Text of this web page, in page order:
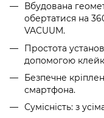
Вбудована
обертатися на
VACUUM.
Простота
допомогою
Безпечне
смартфона.
Сумісність: з